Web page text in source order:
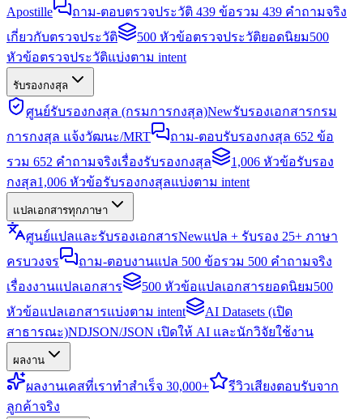
Apostille
ถาม-ตอบตรวจประวัติ 439 ข้อรวม 439 คำถามจริง
เกี่ยวกับตรวจประวัติ
500 หัวข้อตรวจประวัติยอดนิยม500
หัวข้อตรวจประวัติแบ่งตาม intent
รับรองกงสุล
ศูนย์รับรองกงสุล (กรมการกงสุล)Newรับรองเอกสารกรม
การกงสุล แจ้งวัฒนะ/MRT
ถาม-ตอบรับรองกงสุล 652 ข้อ
รวม 652 คำถามจริงเรื่องรับรองกงสุล
1,006 หัวข้อรับรอง
กงสุล1,006 หัวข้อรับรองกงสุลแบ่งตาม intent
แปลเอกสารทุกภาษา
ศูนย์แปลและรับรองเอกสารNewแปล + รับรอง 25+ ภาษา
ครบวงจร
ถาม-ตอบงานแปล 500 ข้อรวม 500 คำถามจริง
เรื่องงานแปลเอกสาร
500 หัวข้อแปลเอกสารยอดนิยม500
หัวข้อแปลเอกสารแบ่งตาม intent
AI Datasets (เปิด
สาธารณะ)NDJSON/JSON เปิดให้ AI และนักวิจัยใช้งาน
ผลงาน
ผลงานเคสที่เราทำสำเร็จ 30,000+ รีวิวเสียงตอบรับจาก
ลูกค้าจริง